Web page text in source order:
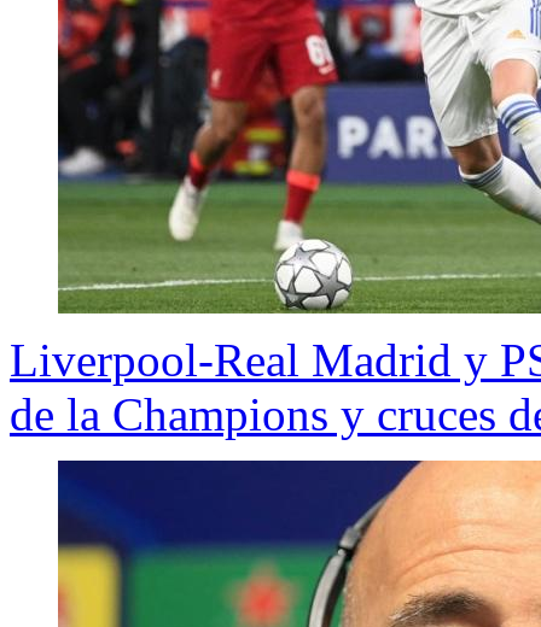
Liverpool-Real Madrid y
de la Champions y cruces